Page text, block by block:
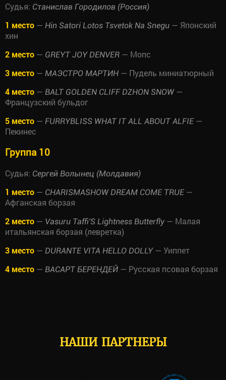
Судья: Станислав Городилов (Россия)
1 место — Hin Satori Lotos Tsvetok Na Snegu — Японский
хин
2 место — GREYT JOY DENVER — Мопс
3 место — МАЭСТРО МАРТИН — Пудель миниатюрный
4 место — BALT GOLDEN CLIFF DZHON SNOW—
Французский бульдог
5 место — FURRYBLISS WHAT IT ALL ABOUT ALFIE —
Пекинес
Группа 10
Судья: Сергей Волынец (Молдавия)
1 место — CHARISMASHOW DREAM COME TRUE —
Афганская борзая
2 место — Vasuru Taffi'S Lightness Butterfly — Малая
итальянская борзая (левретка)
3 место — DURANTE VITA HELLO DOLLY— Уиппет
4 место — ВАСАРТ БЕРЕНДЕЙ — Русская псовая борзая
НАШИ ПАРТНЕРЫ